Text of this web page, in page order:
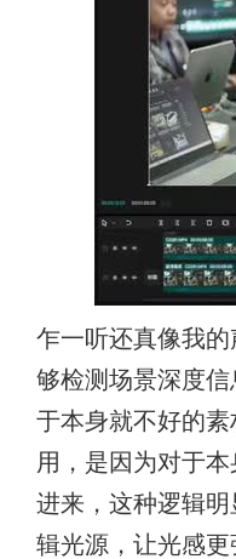
乍一听还真像我
够检测场景深度
于本身就不好的
用，是因为对于
进来，这种逻辑
辑光源，让光感更